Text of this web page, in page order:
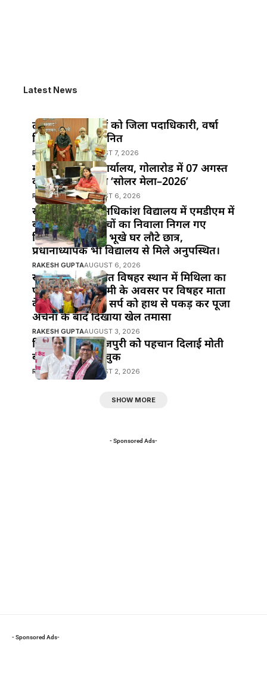
Latest News
तीन वरिष्ठ पत्रकारों को जिला पदाधिकारी, वर्षा
सिंह ने किया सम्मानित
RAKESH GUPTAAUGUST 7, 2026
महुआ के विद्युत कार्यालय, गोलारोड में 07 अगस्त
को आयोजित होगा ‘सोलर मेला–2026’
RAKESH GUPTA AUGUST 6, 2026
खानपुर प्रखंड के अधिकांश विद्यालय में एमडीएम में
बड़ी लापरवाही!बच्चों का निवाला निगल गए
जिम्मेदार,दोपहर में भूखे घर लौटे छात्र,
प्रधानाध्यापक भी विद्यालय से मिले अनुपस्थित।
RAKESH GUPTAAUGUST 6, 2026
खानपुर बाजार स्थित विषहर स्थान में मिथिला का
पावन पर्व नाग पंचमी के अवसर पर विषहर माता
के पुजारी ने विषैले सर्प को हाथ से पकड़ कर पूजा
अर्चना के बाद दिखाया खेल तमासा
RAKESH GUPTAAUGUST 3, 2026
हिंदी सिनेमा में भोजपुरी को पहचान दिलाई मोती
बीए ने : मनोज भावुक
RAKESH GUPTAAUGUST 2, 2026
SHOW MORE
- Sponsored Ads-
- Sponsored Ads-